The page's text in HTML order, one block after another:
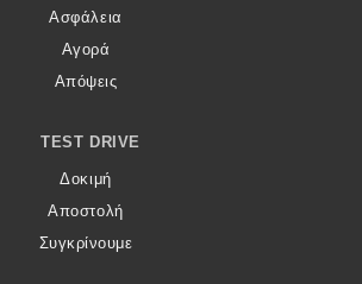
Ασφάλεια
Αγορά
Απόψεις
TEST DRIVE
Δοκιμή
Αποστολή
Συγκρίνουμε